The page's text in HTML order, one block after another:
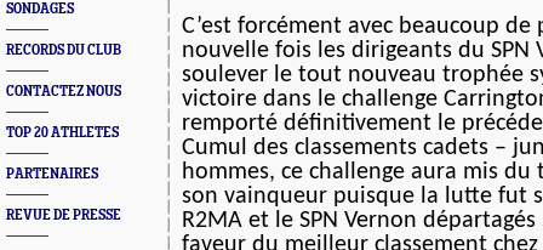
SONDAGES
RECORDS DU CLUB
CONTACTEZ NOUS
TOP 20 ATHLETES
PARTENAIRES
REVUE DE PRESSE
C’est forcément avec beaucoup de
nouvelle fois les dirigeants du SPN
soulever le tout nouveau trophée
victoire dans le challenge
remporté définitivement le
Cumul des classements cadets –
hommes, ce challenge aura mis du
son vainqueur puisque la lutte fut
R2MA et le SPN Vernon
faveur du meilleur classement